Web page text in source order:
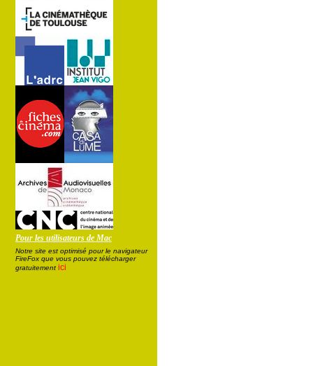
Pour les utilisateurs de Mac
Notre site est optimisé pour le navigateur
FireFox que vous pouvez télécharger
gratuitement ici